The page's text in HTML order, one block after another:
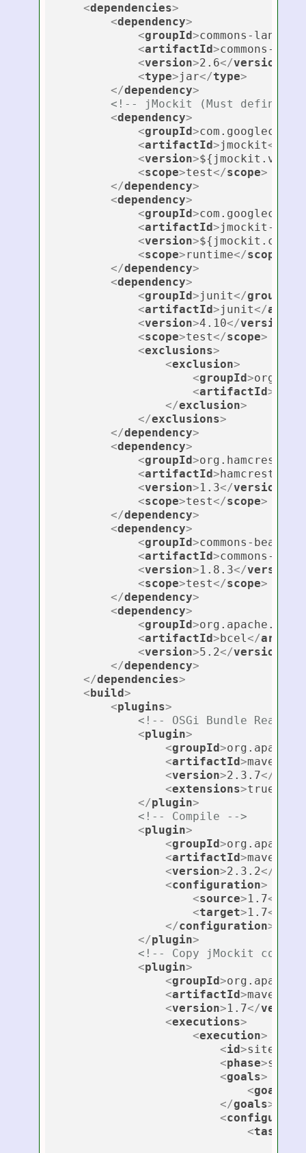
<dependencies>
<dependency>
<groupId>commons-lang
<artifactId>commons-lang
<version>2.6</version
<type>jar</type>
</dependency>
<!-- jMockit (Must define
<dependency>
<groupId>
<artifactId>jmockit</
<version>
<scope>test</scope>
</dependency>
<dependency>
<groupId>
<artifactId>jmockit-
<version>
<scope>runtime</scope
</dependency>
<dependency>
<groupId>junit</groupId
<artifactId>junit</
<version>4.10</version
<scope>test</scope>
<exclusions>
<exclusion>
<groupId>
<artifactId>
</exclusion>
</exclusions>
</dependency>
<dependency>
<groupId>org.hamcrest
<artifactId>hamcrest-all
<version>1.3</version
<scope>test</scope>
</dependency>
<dependency>
<groupId>commons-
<artifactId>commons-
<version>1.8.3</version
<scope>test</scope>
</dependency>
<dependency>
<groupId>org.apache.bcel
<artifactId>bcel </
<version>5.2</version
</dependency>
</dependencies>
<build>
<plugins>
<!-- OSGi Bundle Ready
<plugin>
<groupId>
<artifactId>maven-
<version>2.3.7</
<extensions>true
</plugin>
<!-- Compile -->
<plugin>
<groupId>
<artifactId>maven-
<version>2.3.2</
<configuration>
<source>1.7</
<target>1.7</
</configuration>
</plugin>
<!-- Copy jMockit coverage
<plugin>
<groupId>
<artifactId>maven-
<version>1.7</
<executions>
<execution>
<id>site
<phase>site
<goals>
<goal
</goals>
<
<tasks